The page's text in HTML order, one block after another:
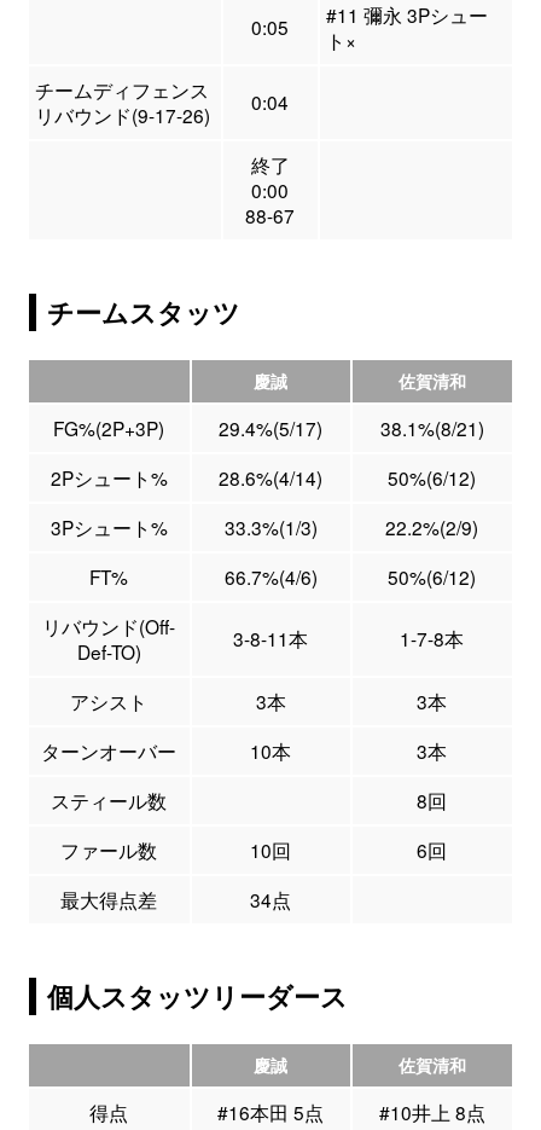
0:05
#11 彌永 3Pシュー
ト×
チームディフェンス
リバウンド(9-17-26)
0:04
終了
0:00
88-67
チームスタッツ
慶誠 佐賀清和
FG%(2P+3P) 29.4%(5/17)
38.1%(8/21)
2Pシュート%
28.6%(4/14)
50%(6/12)
3Pシュート%
33.3%(1/3)
22.2%(2/9)
FT%
66.7%(4/6)
50%(6/12)
リバウンド(Off-
Def-TO)
3-8-11本 1-7-8本
アシスト 3本
3本
ターンオーバー
10本
3本
スティール数
8回
ファール数
10回
6回
最大得点差
34点
個人スタッツリーダース
慶誠 佐賀清和
得点 #16本田 5点 #10井上 8点